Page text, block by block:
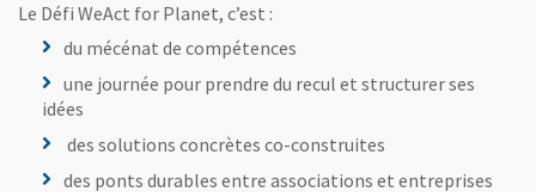
Le Défi WeAct for Planet, c’est :
du mécénat de compétences
une journée pour prendre du recul et structurer ses
idées
des solutions concrètes co-construites
des ponts durables entre associations et entreprises